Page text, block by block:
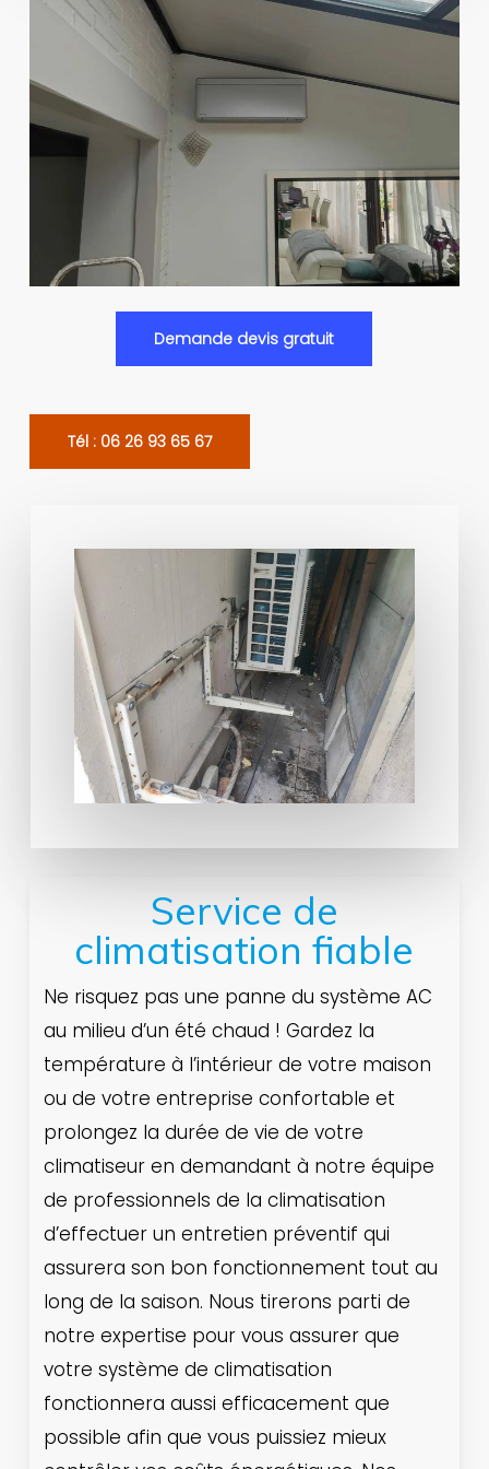
Demande devis gratuit
Tél : 06 26 93 65 67
Service de
climatisation fiable
Ne risquez pas une panne du système AC
au milieu d’un été chaud ! Gardez la
température à l’intérieur de votre maison
ou de votre entreprise confortable et
prolongez la durée de vie de votre
climatiseur en demandant à notre équipe
de professionnels de la climatisation
d’effectuer un entretien préventif qui
assurera son bon fonctionnement tout au
long de la saison. Nous tirerons parti de
notre expertise pour vous assurer que
votre système de climatisation
fonctionnera aussi efficacement que
possible afin que vous puissiez mieux